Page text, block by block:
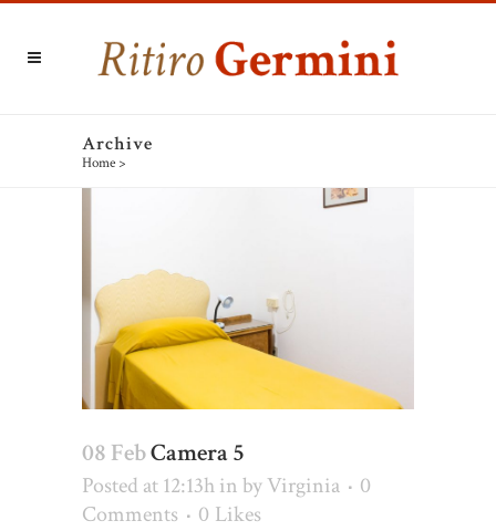
Archive
Home >
08 FebCamera 5
Posted at 12:13hinbyVirginia
0
Comments
0 Likes